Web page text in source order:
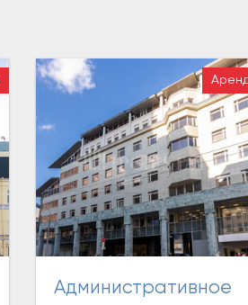
Административное